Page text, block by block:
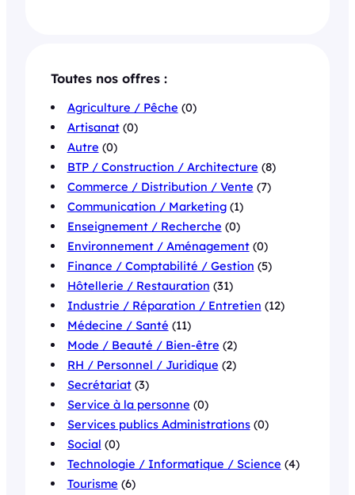
Toutes nos offres :
Agriculture / Pêche (0)
Artisanat(0)
Autre (0)
BTP / Construction / Architecture (8)
Commerce / Distribution / Vente (7)
Communication / Marketing(1)
Enseignement / Recherche (0)
Environnement / Aménagement(0)
Finance / Comptabilité / Gestion (5)
Hôtellerie / Restauration (31)
Industrie / Réparation / Entretien (12)
Médecine / Santé (11)
Mode / Beauté / Bien-être (2)
RH / Personnel / Juridique (2)
Secrétariat(3)
Service à la personne (0)
Services publics Administrations(0)
Social (0)
Technologie / Informatique / Science (4)
Tourisme (6)